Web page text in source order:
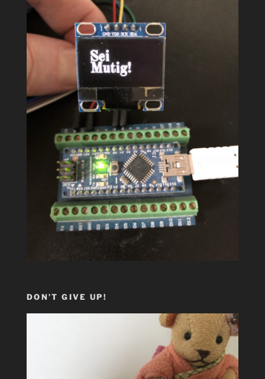
DON’T GIVE UP!